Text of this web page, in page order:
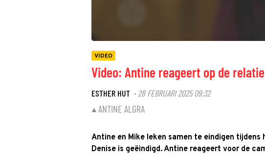
VIDEO
Video: Antine reageert op de
ESTHER HUT · 28 FEBRUARI 2025 09:32
ANTINE ALGRA
Antine en Mike leken samen te eindigen
Denise is geëindigd. Antine reageert voor de